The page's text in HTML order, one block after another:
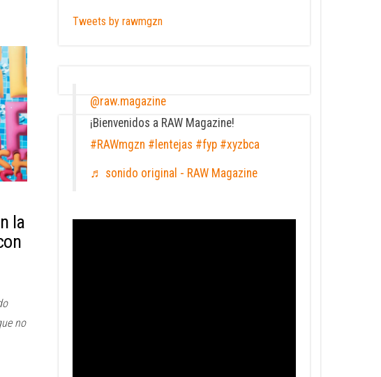
la
no
Tweets by rawmgzn
@raw.magazine
¡Bienvenidos a RAW Magazine!
#RAWmgzn #lentejas #fyp #xyzbca
♬ sonido original - RAW Magazine